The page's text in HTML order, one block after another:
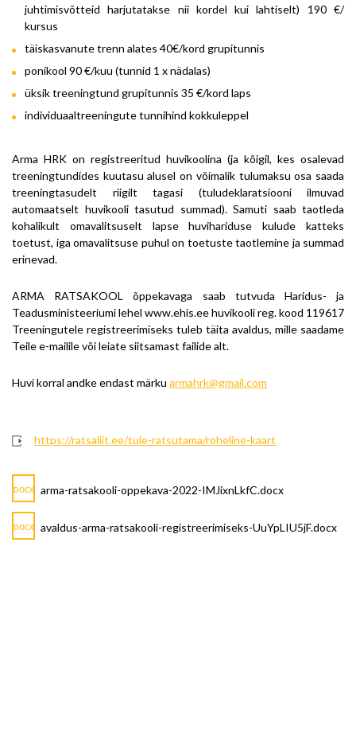
juhtimisvõtteid harjutatakse nii kordel kui lahtiselt) 190 €/
kursus
täiskasvanute trenn alates 40€/kord grupitunnis
ponikool 90 €/kuu (tunnid 1 x nädalas)
üksik treeningtund grupitunnis 35 €/kord laps
individuaaltreeningute tunnihind kokkuleppel
Arma HRK on registreeritud huvikoolina (ja kõigil, kes osalevad
treeningtundides kuutasu alusel on võimalik tulumaksu osa saada
treeningtasudelt riigilt tagasi (tuludeklaratsiooni ilmuvad
automaatselt huvikooli tasutud summad). Samuti saab taotleda
kohalikult omavalitsuselt lapse huvihariduse kulude katteks
toetust, iga omavalitsuse puhul on toetuste taotlemine ja summad
erinevad.
ARMA RATSAKOOL õppekavaga saab tutvuda Haridus- ja
Teadusministeeriumi lehel www.ehis.ee huvikooli reg. kood 119617
Treeningutele registreerimiseks tuleb täita avaldus, mille saadame
Teile e-mailile või leiate siitsamast failide alt.
Huvi korral andke endast märku armahrk@gmail.com
https://ratsaliit.ee/tule-ratsutama/roheline-kaart
DOCX arma-ratsakooli-oppekava-2022-IMJixnLkfC.docx
DOCX avaldus-arma-ratsakooli-registreerimiseks-UuYpLIU5jF.docx